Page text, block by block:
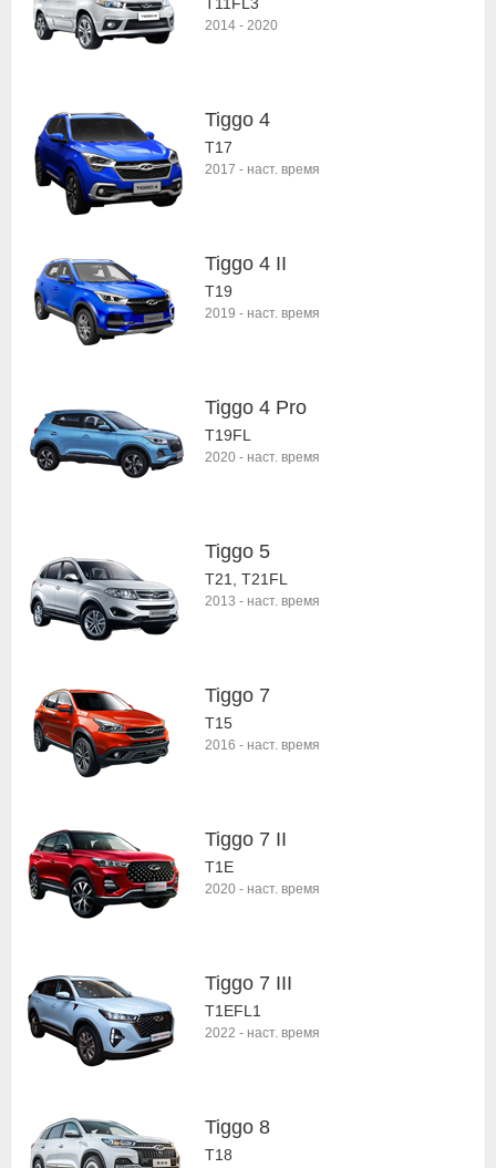
2014 - 2020
Tiggo 4
T17
2017 - наст. время
Tiggo 4 II
T19
2019 - наст. время
Tiggo 4 Pro
T19FL
2020 - наст. время
Tiggo 5
T21, T21FL
2013 - наст. время
Tiggo 7
T15
2016 - наст. время
Tiggo 7 II
T1E
2020 - наст. время
Tiggo 7 III
T1EFL1
2022 - наст. время
Tiggo 8
T18